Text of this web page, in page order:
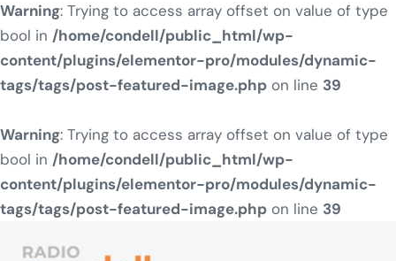
Warning: Trying to access array offset on value of type
bool in /home/condell/public_html/wp-
content/plugins/elementor-pro/modules/dynamic-
tags/tags/post-featured-image.php on line 39
Warning: Trying to access array offset on value of type
bool in /home/condell/public_html/wp-
content/plugins/elementor-pro/modules/dynamic-
tags/tags/post-featured-image.php on line 39